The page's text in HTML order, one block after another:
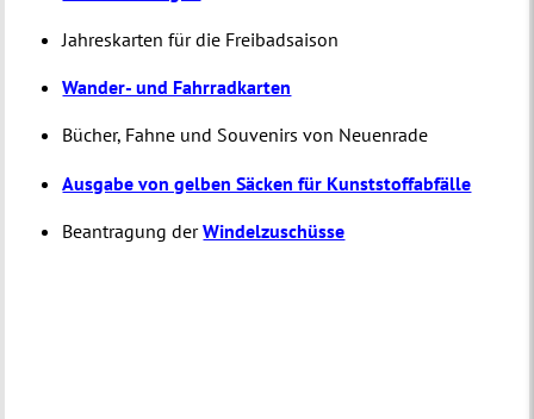
Jahreskarten für die Freibadsaison
Wander- und Fahrradkarten
Bücher, Fahne und Souvenirs von Neuenrade
Ausgabe von gelben Säcken für Kunststoffabfälle
Beantragung derWindelzuschüsse